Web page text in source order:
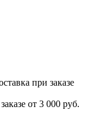
при заказе
от 3 000 руб.